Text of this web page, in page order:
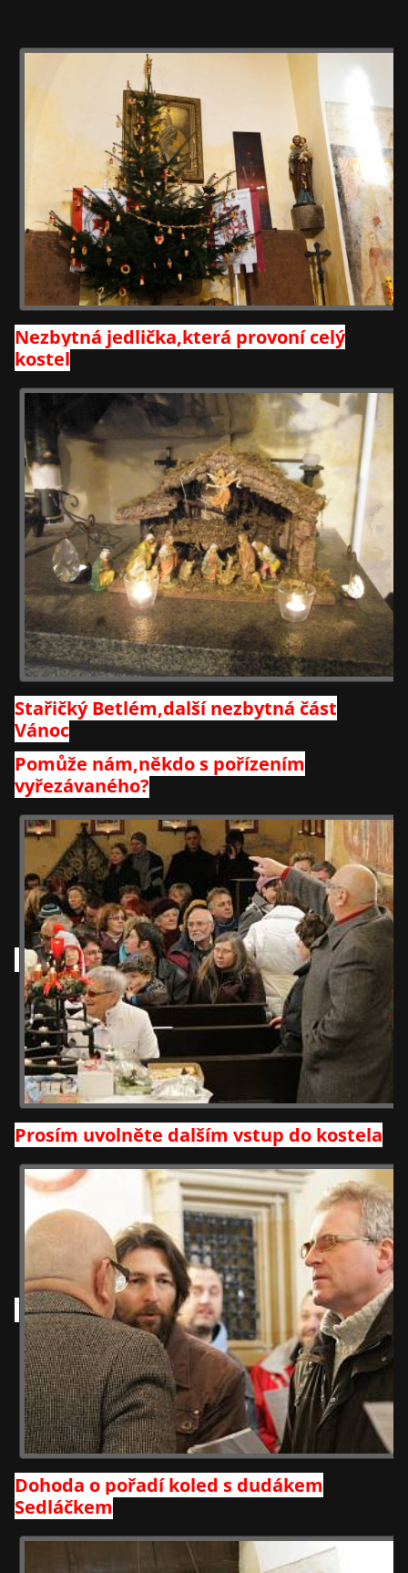
Nezbytná jedlička,která provoní celý
kostel
Stařičký Betlém,další nezbytná část
Vánoc
Pomůže nám,někdo s pořízením
vyřezávaného?
Prosím uvolněte dalším vstup do kostela
Dohoda o pořadí koled s dudákem
Sedláčkem